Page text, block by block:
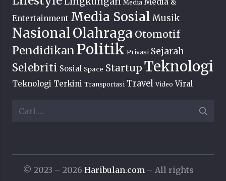
Media
Entertainment Media Sosial Musik
NasionalOlahraga Otomotif
Pendidikan Politik Privasi Sejarah
Selebriti Sosial Space Startup Teknologi
Teknologi Terkini Transportasi Travel Video Viral
Cari
© 2023 – 2026 Haribulan.com – All rights